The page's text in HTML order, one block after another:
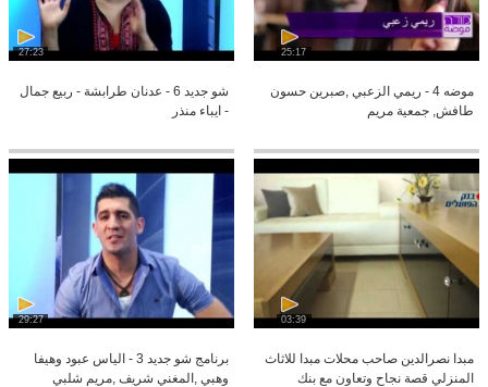
25:17
موضه 4 - ريمي الزعبي ,صبرين حسون
طافش, جمعية مريم
27:23
شو جديد 6 - عدنان طرابشة - ربيع جمال
- ايباء منذر
03:39
مبدا نصرالدين صاحب محلات مبدا للاثاث
المنزلي قصة نجاح وتعاون مع بنك
29:27
برنامج شو جديد 3 - الياس عبود وهيفا
وهبي ,المغني شريف ,مريم شلبي